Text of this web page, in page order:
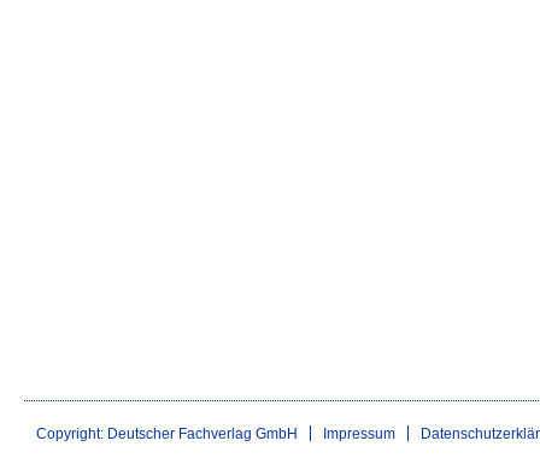
Copyright: Deutscher Fachverlag GmbH Impressum